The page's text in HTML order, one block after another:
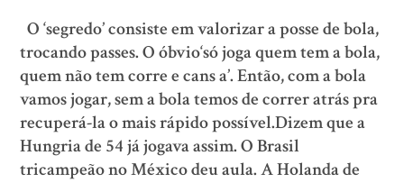
O ‘segredo’ consiste em valorizar a posse de bola,
trocando passes. O óbvio‘só joga quem tem a bola,
quem não tem corre e cans a’. Então, com a bola
vamos jogar, sem a bola temos de correr atrás pra
recuperá-la o mais rápido possível.Dizem que a
Hungria de 54 já jogava assim. O Brasil
tricampeão no México deu aula. A Holanda de